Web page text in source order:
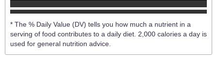
* The % Daily Value (DV) tells you how much a nutrient in a
serving of food contributes to a daily diet. 2,000 calories a day is
used for general nutrition advice.